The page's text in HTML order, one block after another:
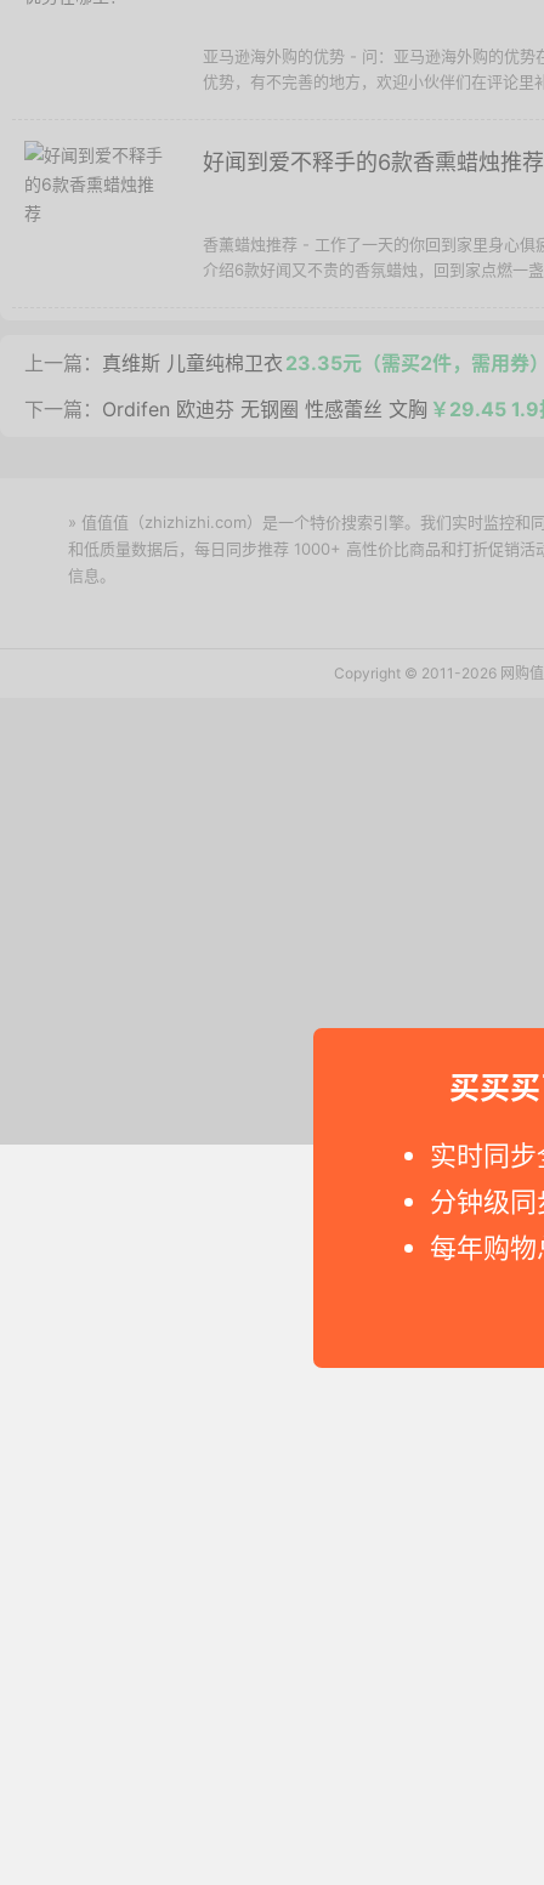
买买
实时同
分钟级
每年购
亚马逊海外购的优势 - 问：亚马逊海外购的优
优势，有不完善的地方，欢迎小伙伴们在评论里
好闻到爱不释手的6款香熏蜡烛推荐
香薰蜡烛推荐 - 工作了一天的你回到家里身心
介绍6款好闻又不贵的香氛蜡烛，回到家点燃一
上一篇： 真维斯 儿童纯棉卫衣 23.35元（需买2件，需用券
下一篇： Ordifen 欧迪芬 无钢圈 性感蕾丝 文胸 ￥29.45 1.9
» 值值值（zhizhizhi.com）是一个特价搜索引擎。我们实时监控和
和低质量数据后，每日同步推荐 1000+ 高性价比商品和打折促销
信息。
Copyright © 2011-2026 网购